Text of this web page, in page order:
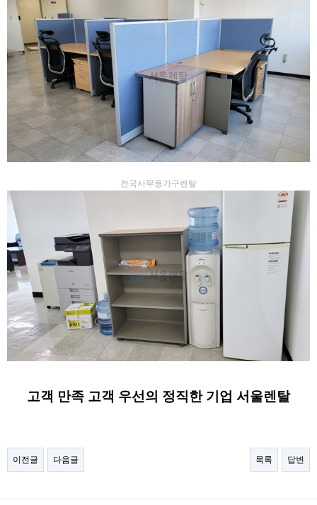
전국사무용가구렌탈
고객 만족 고객 우선의 정직한 기업 서울렌탈
이전글 다음글 목록 답변